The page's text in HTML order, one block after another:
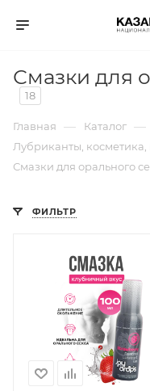
Смазки для
18
Главная — Каталог —
Лубриканты,
Смазки для орального
ФИЛЬТР